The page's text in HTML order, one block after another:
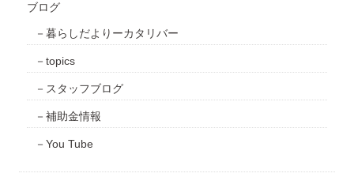
ブログ
暮らしだよりーカタリバー
topics
スタッフブログ
補助金情報
You Tube